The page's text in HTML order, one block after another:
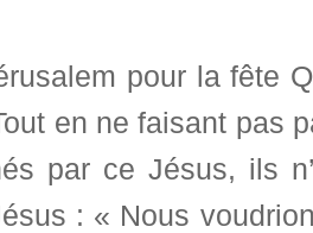
pour la fête
en ne faisant pas
par ce Jésus, ils
: « Nous